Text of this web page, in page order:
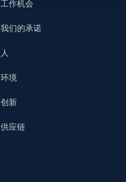
工作机会
我们的承诺
人
环境
创新
供应链